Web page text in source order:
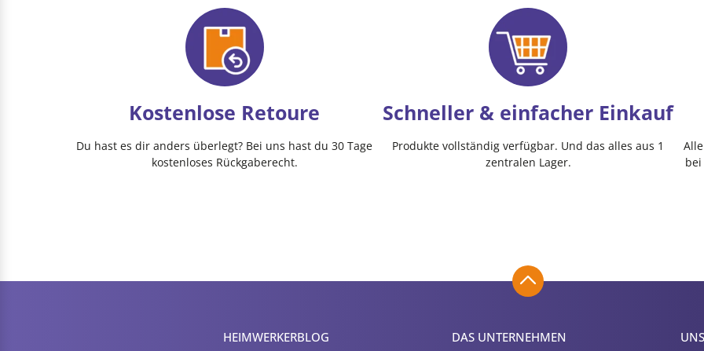
Kostenlose Retoure
Du hast es dir anders überlegt? Bei uns hast du 30 Tage
kostenloses Rückgaberecht.
Schneller & einfacher Einkauf
Produkte vollständig verfügbar. Und das alles aus 1
zentralen Lager.
HEIMWERKER­BLOG DAS UNTERNEHMEN